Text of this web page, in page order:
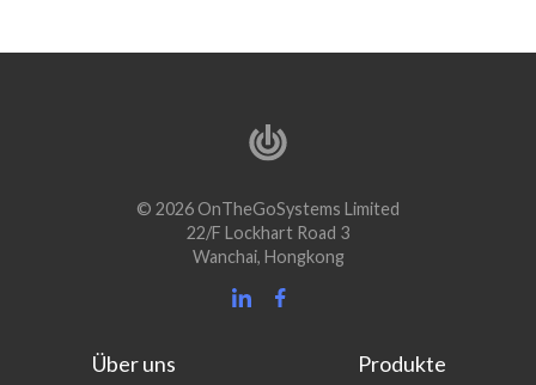
© 2026 OnTheGoSystems Limited
22/F Lockhart Road 3
Wanchai, Hongkong
Über uns Produkte